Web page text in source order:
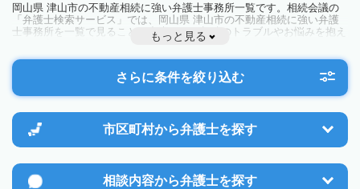
岡山県 津山市の不動産相続に強い弁護士事務所一覧です。相続会議の
「弁護士検索サービス」では、岡山県 津山市の不動産相続に強い弁護
士事務所を一覧で見ることが出来ます。相続のトラブルやお悩みを抱え
ている方は一度近隣の弁護士に相談してみましょう。
もっと見る
さらに条件を絞り込む
市区町村から弁護士を探す
相談内容から弁護士を探す